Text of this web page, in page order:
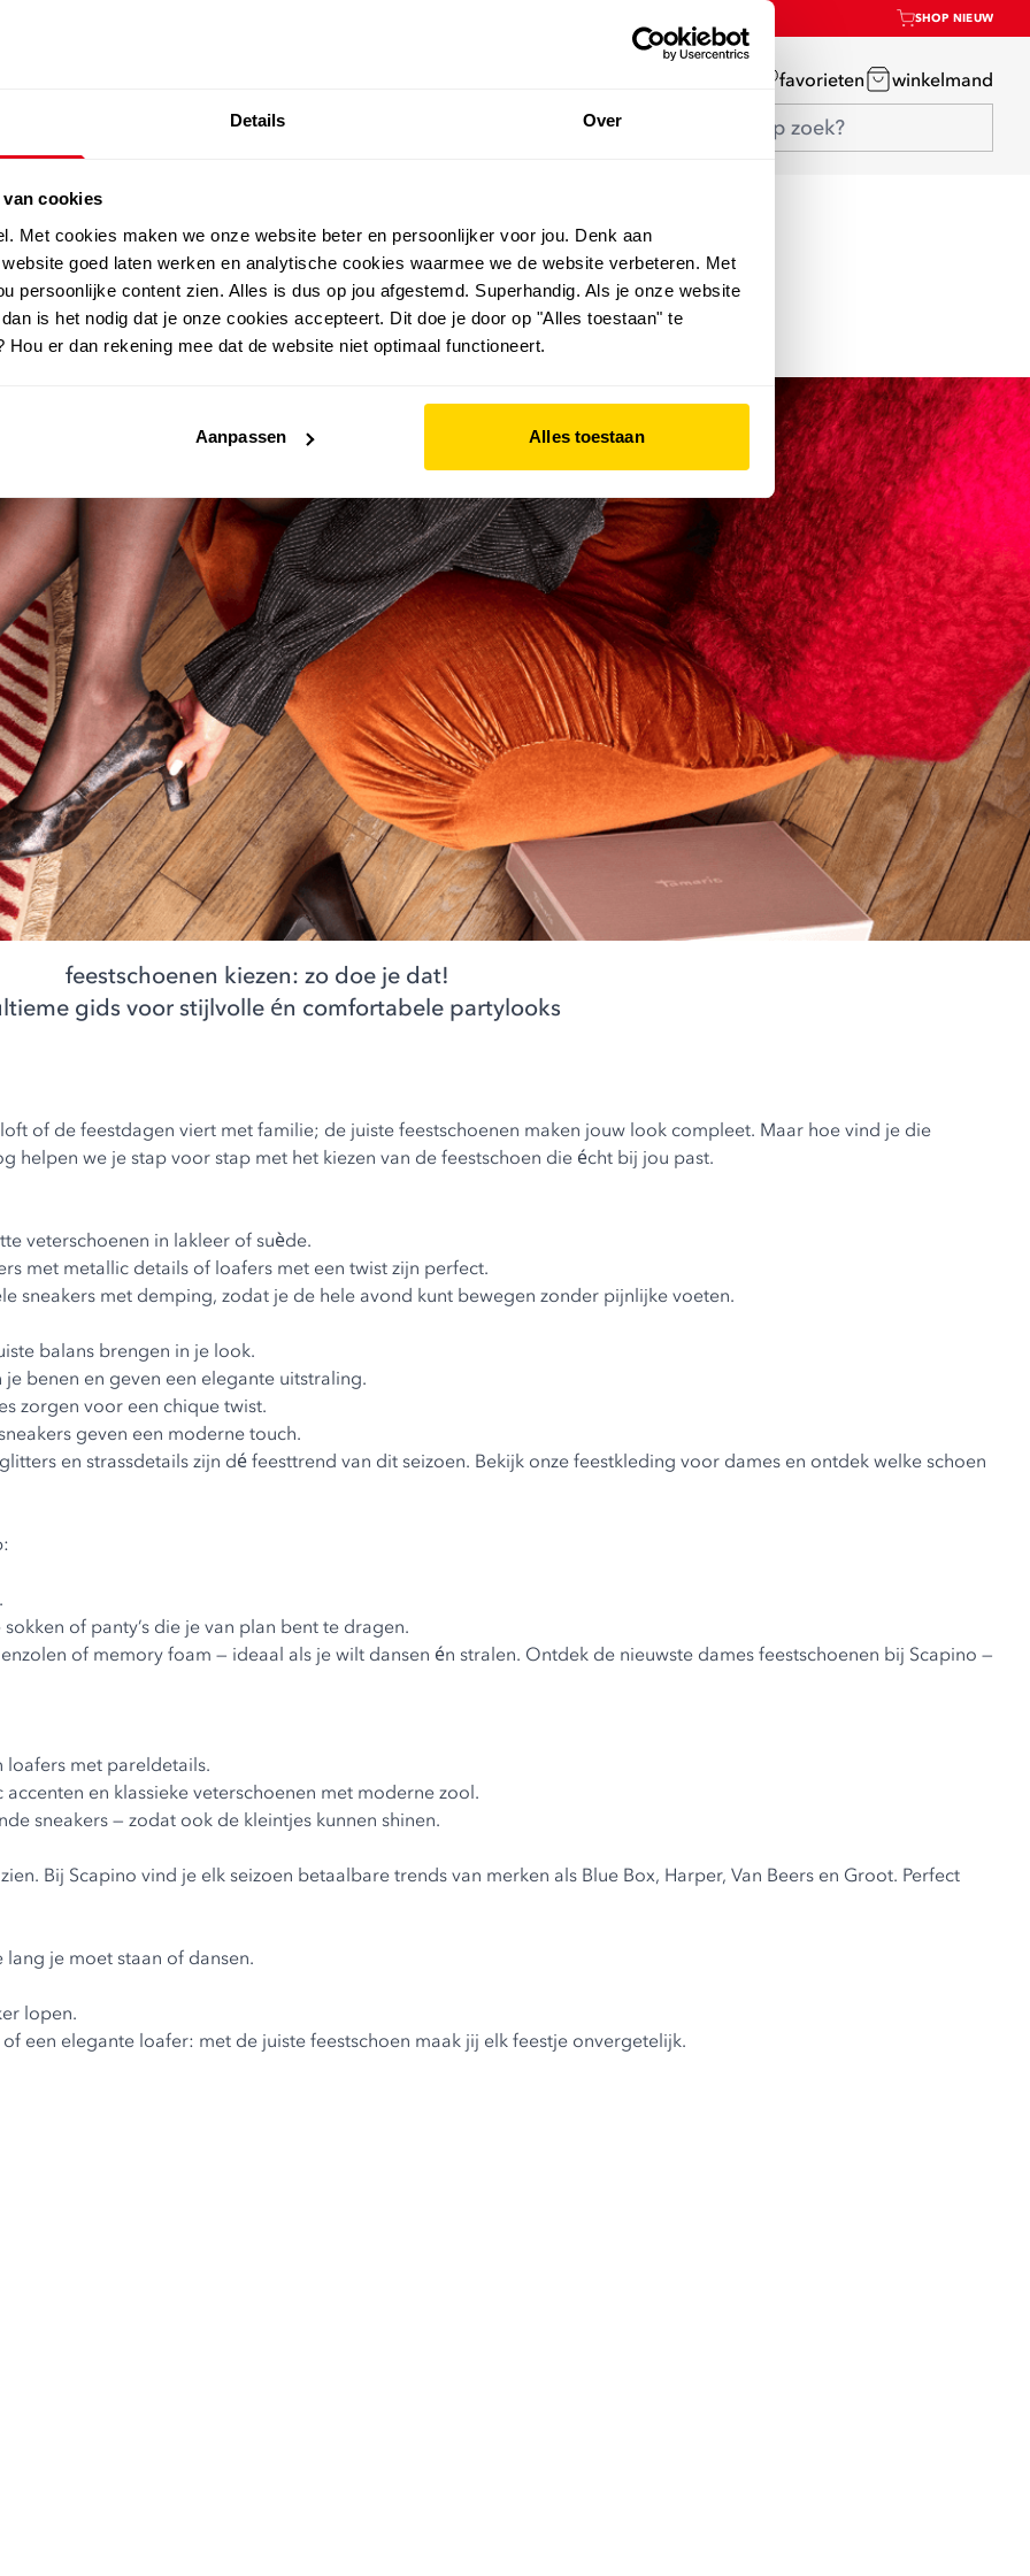
Details Over
cookies
Met cookies maken we onze website beter en persoonlijker voor jou. Denk aan
goed laten werken en analytische cookies waarmee we de website verbeteren. Met
persoonlijke content zien. Alles is dus op jou afgestemd. Superhandig. Als je onze website
is het nodig dat je onze cookies accepteert. Dit doe je door op "Alles toestaan" te
er dan rekening mee dat de website niet optimaal functioneert.
Aanpassen Alles toestaan
SHOP NIEUW
favorieten winkelmand
merken
feestschoenen kiezen: zo doe je dat!
gids voor stijlvolle én comfortabele partylooks
of de feestdagen viert met familie; de juiste feestschoenen maken jouw look compleet. Maar hoe vind je die
helpen we je stap voor stap met het kiezen van de feestschoen die écht bij jou past.
veterschoenen in lakleer of suède.
met metallic details of loafers met een twist zijn perfect.
sneakers met demping, zodat je de hele avond kunt bewegen zonder pijnlijke voeten.
balans brengen in je look.
benen en geven een elegante uitstraling.
zorgen voor een chique twist.
geven een moderne touch.
en strassdetails zijn dé feesttrend van dit seizoen. Bekijk onze feestkleding voor dames en ontdek welke schoen
of panty’s die je van plan bent te dragen.
of memory foam — ideaal als je wilt dansen én stralen. Ontdek de nieuwste dames feestschoenen bij Scapino —
met pareldetails.
en klassieke veterschoenen met moderne zool.
sneakers — zodat ook de kleintjes kunnen shinen.
Bij Scapino vind je elk seizoen betaalbare trends van merken als Blue Box, Harper, Van Beers en Groot. Perfect
je moet staan of dansen.
lopen.
een elegante loafer: met de juiste feestschoen maak jij elk feestje onvergetelijk.